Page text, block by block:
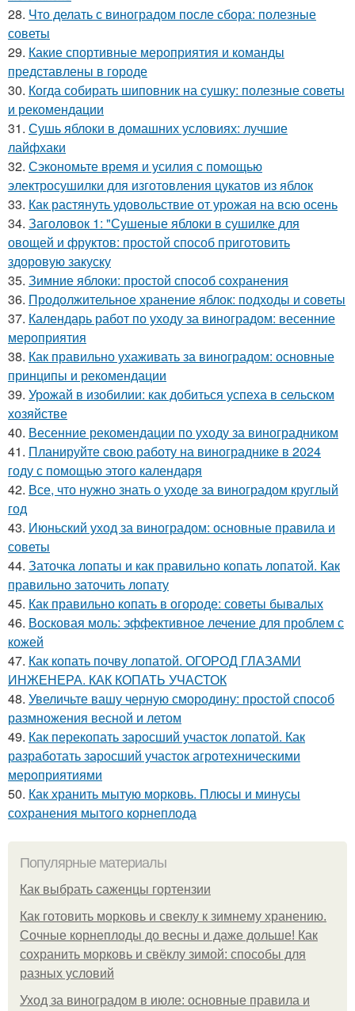
28. Что делать с виноградом после сбора: полезные
советы
29. Какие спортивные мероприятия и команды
представлены в городе
30. Когда собирать шиповник на сушку: полезные советы
и рекомендации
31. Сушь яблоки в домашних условиях: лучшие
лайфхаки
32. Сэкономьте время и усилия с помощью
электросушилки для изготовления цукатов из яблок
33. Как растянуть удовольствие от урожая на всю осень
34. Заголовок 1: "Сушеные яблоки в сушилке для
овощей и фруктов: простой способ приготовить
здоровую закуску
35. Зимние яблоки: простой способ сохранения
36. Продолжительное хранение яблок: подходы и советы
37. Календарь работ по уходу за виноградом: весенние
мероприятия
38. Как правильно ухаживать за виноградом: основные
принципы и рекомендации
39. Урожай в изобилии: как добиться успеха в сельском
хозяйстве
40. Весенние рекомендации по уходу за виноградником
41. Планируйте свою работу на винограднике в 2024
году с помощью этого календаря
42. Все, что нужно знать о уходе за виноградом круглый
год
43. Июньский уход за виноградом: основные правила и
советы
44. Заточка лопаты и как правильно копать лопатой. Как
правильно заточить лопату
45. Как правильно копать в огороде: советы бывалых
46. Восковая моль: эффективное лечение для проблем с
кожей
47. Как копать почву лопатой. ОГОРОД ГЛАЗАМИ
ИНЖЕНЕРА. КАК КОПАТЬ УЧАСТОК
48. Увеличьте вашу черную смородину: простой способ
размножения весной и летом
49. Как перекопать заросший участок лопатой. Как
разработать заросший участок агротехническими
мероприятиями
50. Как хранить мытую морковь. Плюсы и минусы
сохранения мытого корнеплода
Популярные материалы
Как выбрать саженцы гортензии
Как готовить морковь и свеклу к зимнему хранению.
Сочные корнеплоды до весны и даже дольше! Как
сохранить морковь и свёклу зимой: способы для
разных условий
Уход за виноградом в июле: основные правила и